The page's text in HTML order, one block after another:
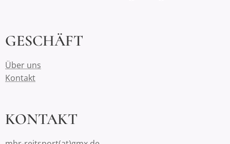
GESCHÄFT
Über uns
Kontakt
KONTAKT